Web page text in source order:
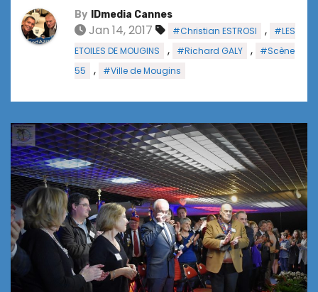
By IDmedia Cannes
Jan 14, 2017 #Christian ESTROSI ,
#LES
ETOILES DE MOUGINS
, #Richard GALY ,
#Scène
55
, #Ville de Mougins